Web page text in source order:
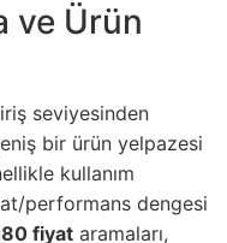
ve Ürün
seviyesinden
bir ürün yelpazesi
kullanım
performans dengesi
fiyat aramaları,